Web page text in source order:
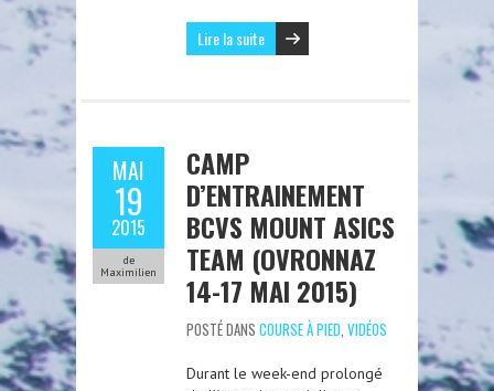
Lire la suite
MAI
19
2015
de
Maximilien
CAMP
D’ENTRAINEMENT
BCVS MOUNT ASICS
TEAM (OVRONNAZ
14-17 MAI 2015)
POSTÉ DANS COURSE À PIED VIDÉOS
Durant le week-end prolongé